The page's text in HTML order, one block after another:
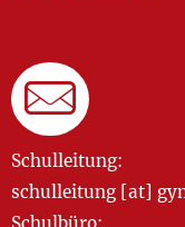
Schulleitung:
schulleitung [at]